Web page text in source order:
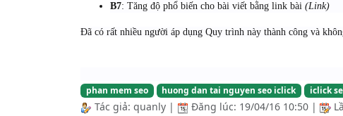
B7: Tăng độ phổ biến cho bài viết bằng link bài (Link)
Đã có rất nhiều người áp dụng Quy trình này thành công và
phan mem seo huong dan tai nguyen seo iclick iclick
Tác giả: quanly | Đăng lúc: 19/04/16 10:50 |